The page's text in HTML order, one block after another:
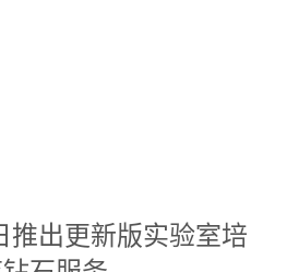
推出更新版实验室培